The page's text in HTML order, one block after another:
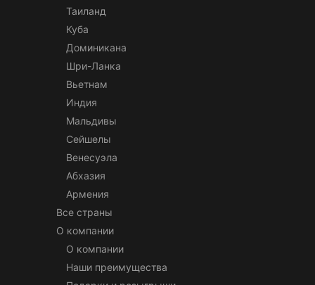
Таиланд
Куба
Доминикана
Шри-Ланка
Вьетнам
Индия
Мальдивы
Сейшелы
Венесуэла
Абхазия
Армения
Все страны
О компании
О компании
Наши преимущества